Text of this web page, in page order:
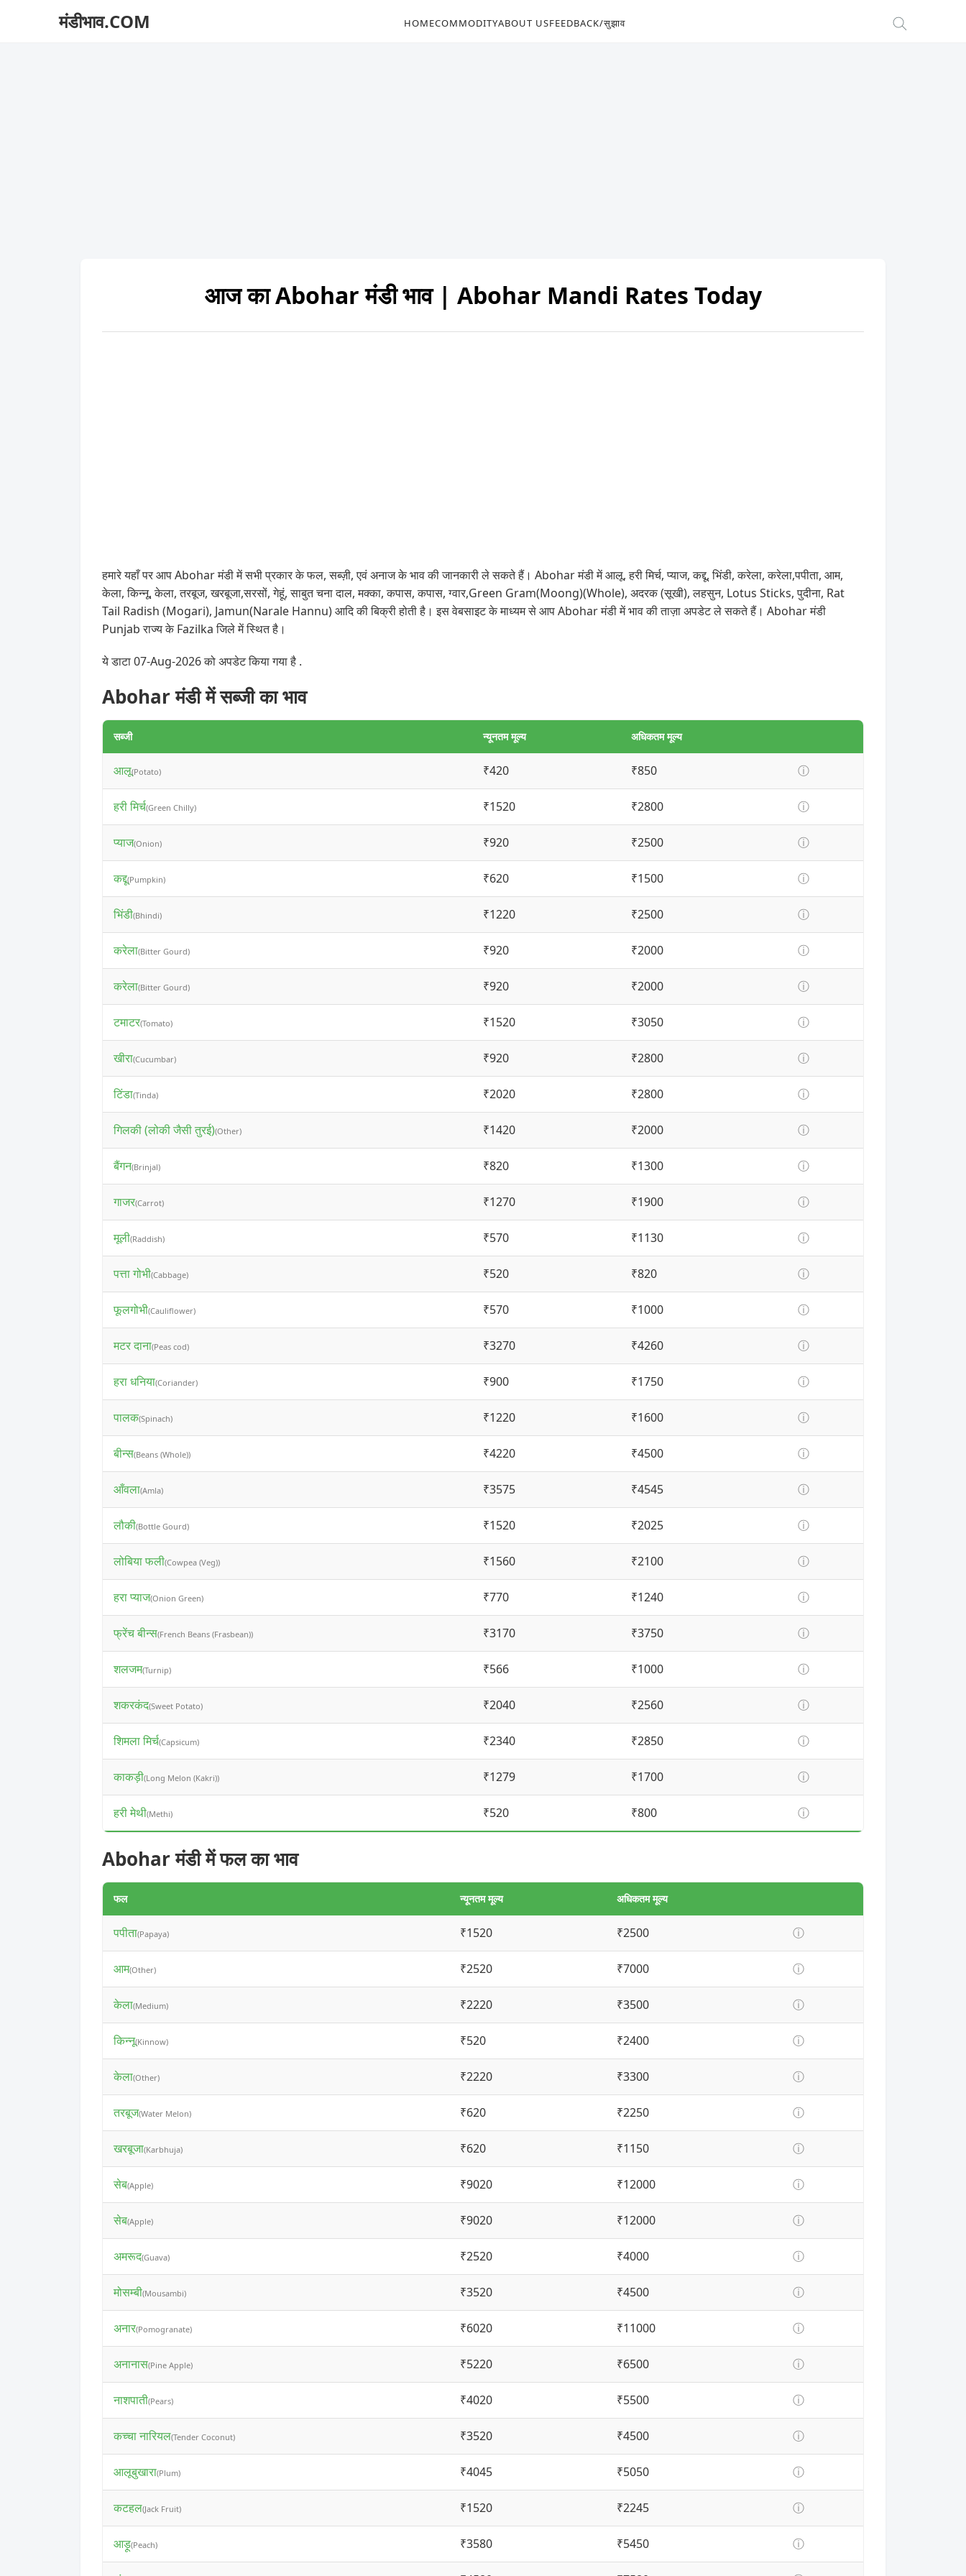
मंडीभाव.COM HOMECOMMODITYABOUT USFEEDBACK/सुझाव
आज का Abohar मंडी भाव | Abohar Mandi Rates Today
हमारे यहाँ पर आप Abohar मंडी में सभी प्रकार के फल, सब्ज़ी, एवं अनाज के भाव की जानकारी ले सकते हैं। Abohar मंडी में आलू, हरी मिर्च, प्याज, कद्दू, भिंडी, करेला, करेला,पपीता, आम,
केला, किन्नू, केला, तरबूज, खरबूजा,सरसों, गेहूं, साबुत चना दाल, मक्का, कपास, कपास, ग्वार,Green Gram(Moong)(Whole), अदरक (सूखी), लहसुन, Lotus Sticks, पुदीना, Rat
Tail Radish (Mogari), Jamun(Narale Hannu) आदि की बिक्री होती है। इस वेबसाइट के माध्यम से आप Abohar मंडी में भाव की ताज़ा अपडेट ले सकते हैं। Abohar मंडी
Punjab राज्य के Fazilka जिले में स्थित है।
ये डाटा 07-Aug-2026 को अपडेट किया गया है .
Abohar मंडी में सब्जी का भाव
सब्जी न्यूनतम मूल्य अधिकतम मूल्य
आलू(Potato) ₹420 ₹850 ⓘ
हरी मिर्च(Green Chilly) ₹1520 ₹2800 ⓘ
प्याज(Onion) ₹920 ₹2500 ⓘ
कद्दू(Pumpkin) ₹620 ₹1500 ⓘ
भिंडी(Bhindi) ₹1220 ₹2500 ⓘ
करेला(Bitter Gourd) ₹920 ₹2000 ⓘ
करेला(Bitter Gourd) ₹920 ₹2000 ⓘ
टमाटर(Tomato) ₹1520 ₹3050 ⓘ
खीरा(Cucumbar) ₹920 ₹2800 ⓘ
टिंडा(Tinda) ₹2020 ₹2800 ⓘ
गिलकी (लोकी जैसी तुरई)(Other) ₹1420 ₹2000 ⓘ
बैंगन(Brinjal) ₹820 ₹1300 ⓘ
गाजर(Carrot) ₹1270 ₹1900 ⓘ
मूली(Raddish) ₹570 ₹1130 ⓘ
पत्ता गोभी(Cabbage) ₹520 ₹820 ⓘ
फूलगोभी(Cauliflower) ₹570 ₹1000 ⓘ
मटर दाना(Peas cod) ₹3270 ₹4260 ⓘ
हरा धनिया(Coriander) ₹900 ₹1750 ⓘ
पालक(Spinach) ₹1220 ₹1600 ⓘ
बीन्स(Beans (Whole)) ₹4220 ₹4500 ⓘ
आँवला(Amla) ₹3575 ₹4545 ⓘ
लौकी(Bottle Gourd) ₹1520 ₹2025 ⓘ
लोबिया फली(Cowpea (Veg)) ₹1560 ₹2100 ⓘ
हरा प्याज(Onion Green) ₹770 ₹1240 ⓘ
फ्रेंच बीन्स(French Beans (Frasbean)) ₹3170 ₹3750 ⓘ
शलजम(Turnip) ₹566 ₹1000 ⓘ
शकरकंद(Sweet Potato) ₹2040 ₹2560 ⓘ
शिमला मिर्च(Capsicum) ₹2340 ₹2850 ⓘ
काकड़ी(Long Melon (Kakri)) ₹1279 ₹1700 ⓘ
हरी मेथी(Methi) ₹520 ₹800 ⓘ
Abohar मंडी में फल का भाव
फल न्यूनतम मूल्य अधिकतम मूल्य
पपीता(Papaya) ₹1520 ₹2500 ⓘ
आम(Other) ₹2520 ₹7000 ⓘ
केला(Medium) ₹2220 ₹3500 ⓘ
किन्नू(Kinnow) ₹520 ₹2400 ⓘ
केला(Other) ₹2220 ₹3300 ⓘ
तरबूज(Water Melon) ₹620 ₹2250 ⓘ
खरबूजा(Karbhuja) ₹620 ₹1150 ⓘ
सेब(Apple) ₹9020 ₹12000 ⓘ
सेब(Apple) ₹9020 ₹12000 ⓘ
अमरूद(Guava) ₹2520 ₹4000 ⓘ
मोसम्बी(Mousambi) ₹3520 ₹4500 ⓘ
अनार(Pomogranate) ₹6020 ₹11000 ⓘ
अनानास(Pine Apple) ₹5220 ₹6500 ⓘ
नाशपाती(Pears) ₹4020 ₹5500 ⓘ
कच्चा नारियल(Tender Coconut) ₹3520 ₹4500 ⓘ
आलूबुखारा(Plum) ₹4045 ₹5050 ⓘ
कटहल(Jack Fruit) ₹1520 ₹2245 ⓘ
आड़ू(Peach) ₹3580 ₹5450 ⓘ